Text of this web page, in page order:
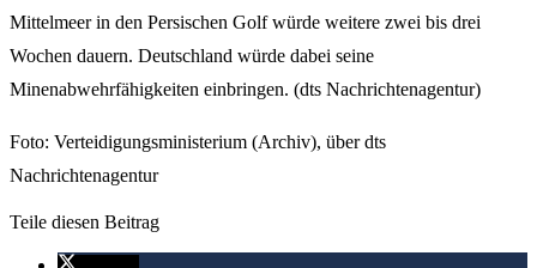
Mittelmeer in den Persischen Golf würde weitere zwei bis drei
Wochen dauern. Deutschland würde dabei seine
Minenabwehrfähigkeiten einbringen. (dts Nachrichtenagentur)
Foto: Verteidigungsministerium (Archiv), über dts
Nachrichtenagentur
Teile diesen Beitrag